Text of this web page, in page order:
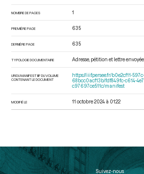
NOMBRE DE PAGES 1
PREMIÈRE PAGE 635
DERNIÈRE PAGE 635
TYPOLOGIE DOCUMENTAIRE Adresse, pétition et lettre envoyée
URI DU MANIFEST IIIF DU VOLUME
CONTENANT LE DOCUMENT
https://iiif.persee.fr/b0e2cf11-
68bcc0acf13b/fdf849fc-c614-
c97697ce511c/manifest
MODIFIÉ LE 11 octobre 2024 à 01:22
Suivez-nous